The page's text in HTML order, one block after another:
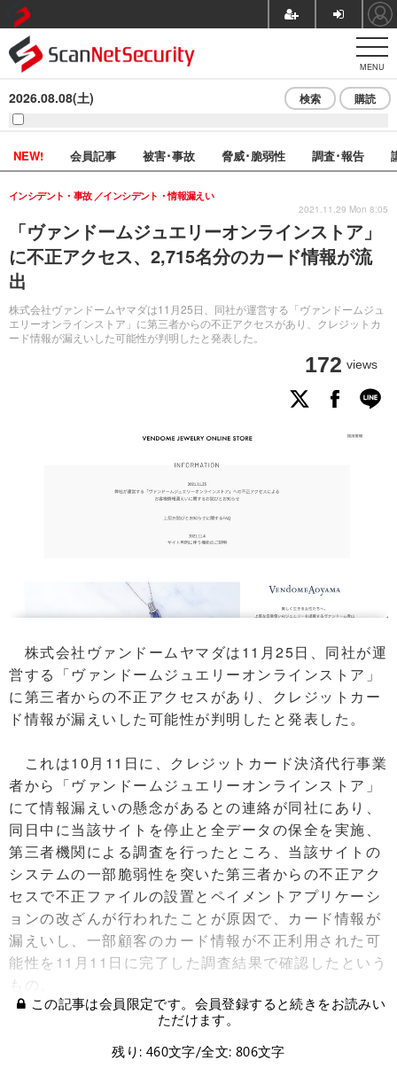
MENU
2026.08.08(土) 検索 購読
NEW! 会員記事 被害･事故 脅威･脆弱性 調査･報告
「ヴァンドームジュエリーオンラインストア」
に不正アクセス、2,715名分のカード情報が流
出
株式会社ヴァンドームヤマダは11月25日、同社が運営する「ヴァンドームジュ
エリーオンラインストア」に第三者からの不正アクセスがあり、クレジットカ
ード情報が漏えいした可能性が判明したと発表した。
インシデント・事故 インシデント・情報漏えい
172 views
2021.11.29 Mon 8:05
株式会社ヴァンドームヤマダは11月25日、同社が運
営する「ヴァンドームジュエリーオンラインストア」
に第三者からの不正アクセスがあり、クレジットカー
ド情報が漏えいした可能性が判明したと発表した。
これは10月11日に、クレジットカード決済代行事業
者から「ヴァンドームジュエリーオンラインストア」
にて情報漏えいの懸念があるとの連絡が同社にあり、
同日中に当該サイトを停止と全データの保全を実施、
第三者機関による調査を行ったところ、当該サイトの
システムの一部脆弱性を突いた第三者からの不正アク
セスで不正ファイルの設置とペイメントアプリケーシ
ョンの改ざんが行われたことが原因で、カード情報が
漏えいし、一部顧客のカード情報が不正利用された可
能性を11月11日に完了した調査結果で確認したという
もの。
この記事は会員限定です。会員登録すると続きをお読みい
ただけます。
残り: 460文字/全文: 806文字